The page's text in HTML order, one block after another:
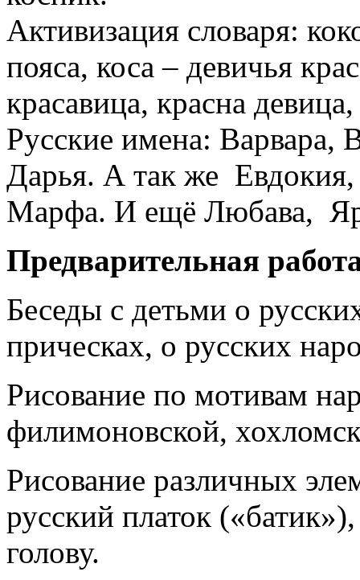
Активизация словаря:
пояса, коса – девичья
красавица, красна
Русские имена: Варвара,
Дарья. А так же Евдокия,
Марфа. И ещё Любава,
Предварительная
Беседы с детьми о
прическах, о русских
Рисование по мотивам
филимоновской,
Рисование различных
русский платок
голову.